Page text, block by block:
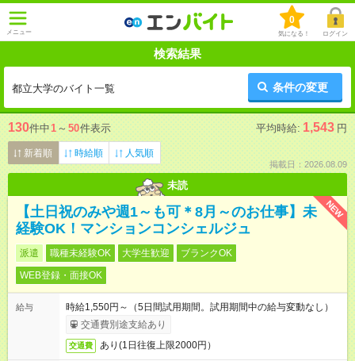
メニュー
0
気になる！ ログイン
検索結果
都立大学のバイト一覧 条件の変更
130件中1 ～ 50件表示 平均時給: 1,543 円
新着順 時給順 人気順
掲載日：2026.08.09
未読
NEW
【土日祝のみや週1～も可＊8月～のお仕事】未
経験OK！マンションコンシェルジュ
派遣 職種未経験OK 大学生歓迎
ブランクOK
WEB登録・面接OK
給与
時給1,550円～（5日間試用期間。試用期間中の給与変動なし）
交通費別途支給あり
交通費 あり(1日往復上限2000円）